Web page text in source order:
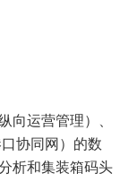
向运营管理）、
协同网）的数
析和集装箱码头